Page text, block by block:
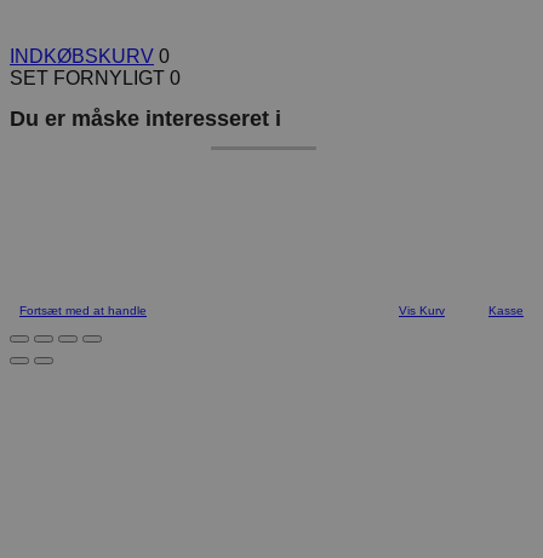
INDKØBSKURV 0
SET FORNYLIGT 0
Du er måske interesseret i
Fortsæt med at handle Vis Kurv Kasse